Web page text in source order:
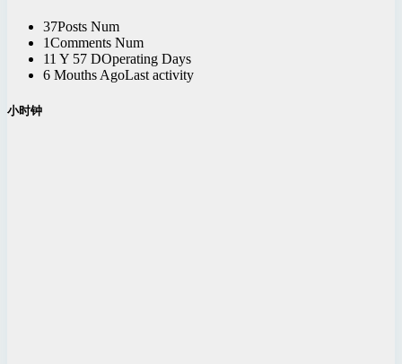
37Posts Num
1Comments Num
11 Y 57 DOperating Days
6 Mouths AgoLast activity
小时钟